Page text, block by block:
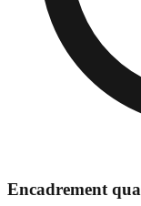
Encadrement